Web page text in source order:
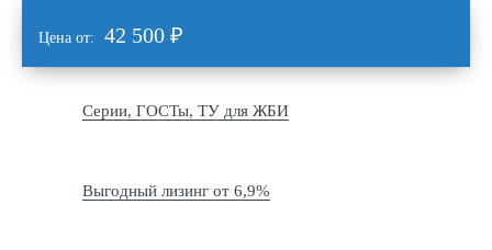
Цена от: 42 500 ₽
Серии, ГОСТы, ТУ для ЖБИ
Выгодный лизинг от 6,9%